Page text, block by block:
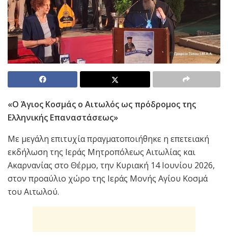
«Ο Άγιος Κοσμάς ο Αιτωλός ως πρόδρομος της
Ελληνικής Επαναστάσεως»
Με μεγάλη επιτυχία πραγματοποιήθηκε η επετειακή
εκδήλωση της Ιεράς Μητροπόλεως Αιτωλίας και
Ακαρνανίας στο Θέρμο, την Κυριακή 14 Ιουνίου 2026,
στον προαύλιο χώρο της Ιεράς Μονής Αγίου Κοσμά
του Αιτωλού.